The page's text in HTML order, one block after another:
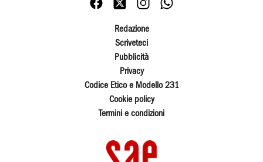
Redazione
Scriveteci
Pubblicità
Privacy
Codice Etico e Modello 231
Cookie policy
Termini e condizioni